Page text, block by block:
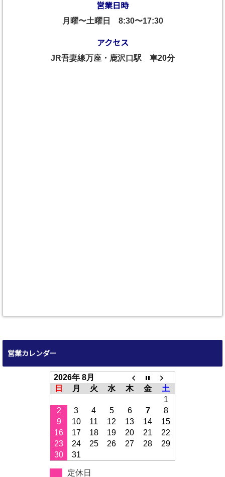
営業日時
月曜〜土曜日 8:30〜17:30
アクセス
JR吾妻線万座・鹿沢口駅 車20分
営業カレンダー
2026年 8月
日
月 火 水 木 金
土
1
2
3 4 5 6 7
8
9
10 11 12 13 14
15
16
17 18 19 20 21
22
23
24 25 26 27 28
29
30
31
定休日